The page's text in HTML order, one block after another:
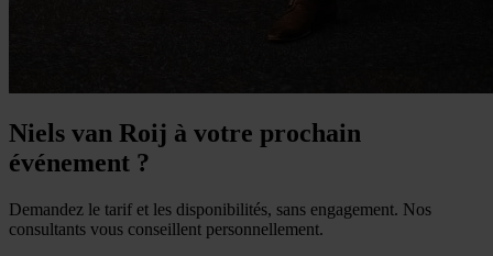
Niels van Roij à votre prochain
événement ?
Demandez le tarif et les disponibilités, sans engagement. Nos
consultants vous conseillent personnellement.